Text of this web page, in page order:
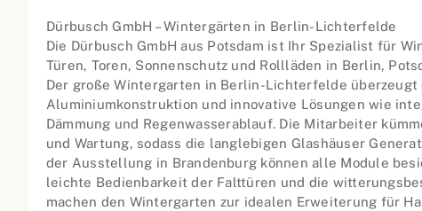
Dürbusch GmbH – Wintergärten in Berlin-Lichterfelde
Die Dürbusch GmbH aus Potsdam ist Ihr Spezialist für
Türen, Toren, Sonnenschutz und Rollläden in Berlin,
Der große Wintergarten in Berlin-Lichterfelde überzeugt
Aluminiumkonstruktion und innovative Lösungen wie
Dämmung und Regenwasserablauf. Die Mitarbeiter
und Wartung, sodass die langlebigen Glashäuser
der Ausstellung in Brandenburg können alle Module
leichte Bedienbarkeit der Falttüren und die
machen den Wintergarten zur idealen Erweiterung für